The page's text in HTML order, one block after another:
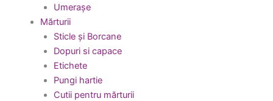
Umerașe
Mărturii
Sticle și Borcane
Dopuri si capace
Etichete
Pungi hartie
Cutii pentru mărturii